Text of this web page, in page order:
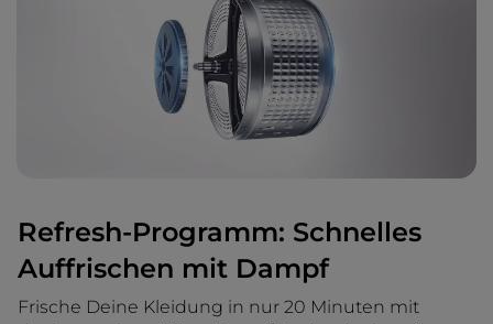
Refresh-Programm: Schnelles
Auffrischen mit Dampf
Frische Deine Kleidung in nur 20 Minuten mit